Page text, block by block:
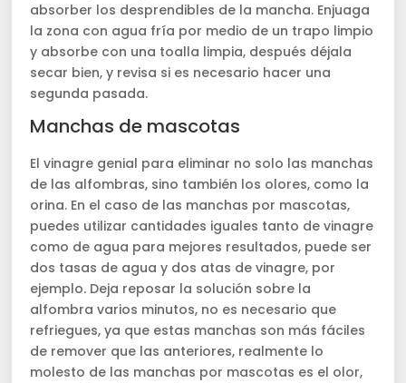
absorber los desprendibles de la mancha. Enjuaga
la zona con agua fría por medio de un trapo limpio
y absorbe con una toalla limpia, después déjala
secar bien, y revisa si es necesario hacer una
segunda pasada.
Manchas de mascotas
El vinagre genial para eliminar no solo las manchas
de las alfombras, sino también los olores, como la
orina. En el caso de las manchas por mascotas,
puedes utilizar cantidades iguales tanto de vinagre
como de agua para mejores resultados, puede ser
dos tasas de agua y dos atas de vinagre, por
ejemplo. Deja reposar la solución sobre la
alfombra varios minutos, no es necesario que
refriegues, ya que estas manchas son más fáciles
de remover que las anteriores, realmente lo
molesto de las manchas por mascotas es el olor,